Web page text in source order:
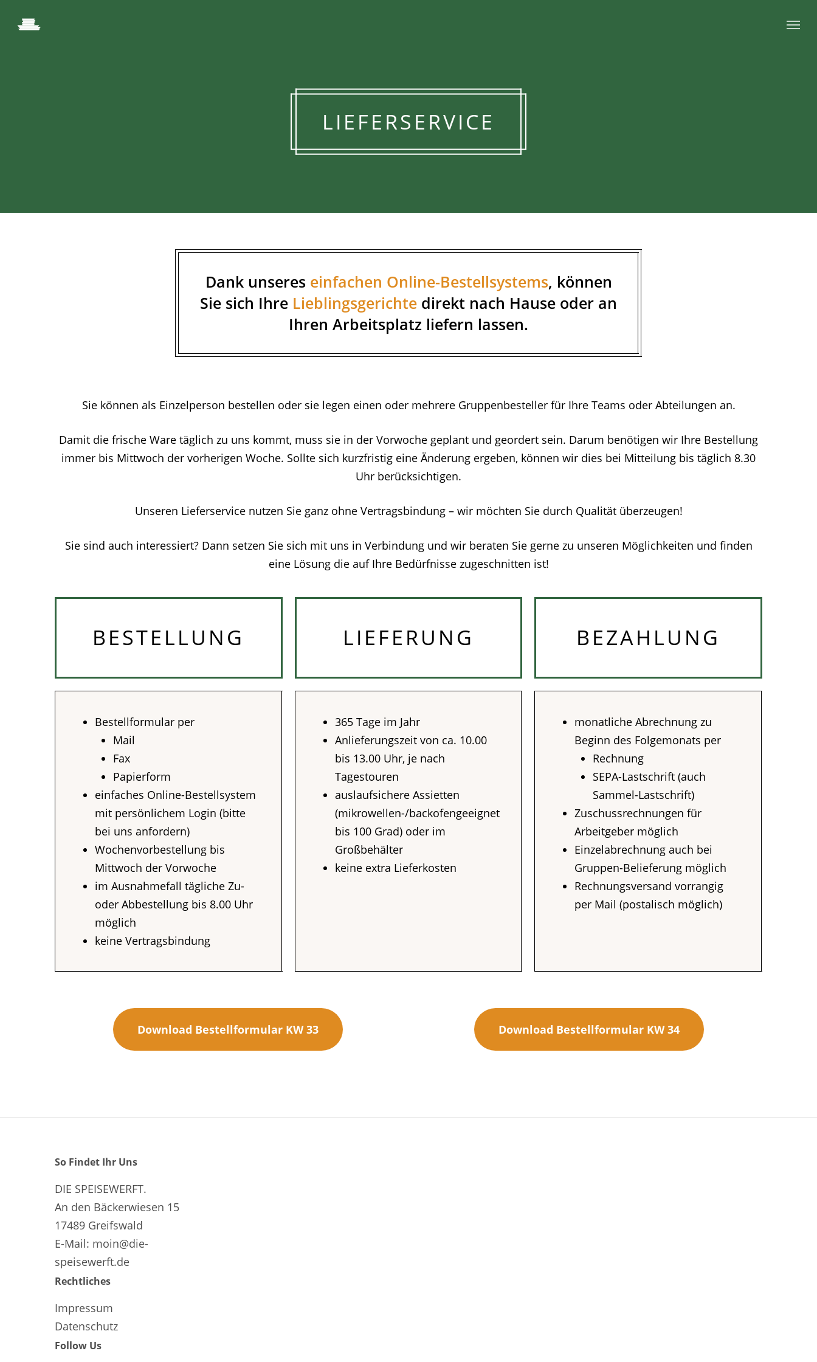
LIEFERSERVICE
Dank unseres einfachen Online-Bestellsystems, können
Sie sich Ihre Lieblingsgerichte direkt nach Hause oder an
Ihren Arbeitsplatz liefern lassen.
Sie können als Einzelperson bestellen oder sie legen einen oder mehrere Gruppenbesteller für Ihre Teams oder Abteilungen an.
Damit die frische Ware täglich zu uns kommt, muss sie in der Vorwoche geplant und geordert sein. Darum benötigen wir Ihre Bestellung
immer bis Mittwoch der vorherigen Woche. Sollte sich kurzfristig eine Änderung ergeben, können wir dies bei Mitteilung bis täglich 8.30
Uhr berücksichtigen.
Unseren Lieferservice nutzen Sie ganz ohne Vertragsbindung – wir möchten Sie durch Qualität überzeugen!
Sie sind auch interessiert? Dann setzen Sie sich mit uns in Verbindung und wir beraten Sie gerne zu unseren Möglichkeiten und finden
eine Lösung die auf Ihre Bedürfnisse zugeschnitten ist!
BESTELLUNG LIEFERUNG BEZAHLUNG
Bestellformular per
Mail
Fax
Papierform
einfaches Online-Bestellsystem
mit persönlichem Login (bitte
bei uns anfordern)
Wochenvorbestellung bis
Mittwoch der Vorwoche
im Ausnahmefall tägliche Zu-
oder Abbestellung bis 8.00 Uhr
möglich
keine Vertragsbindung
365 Tage im Jahr
Anlieferungszeit von ca. 10.00
bis 13.00 Uhr, je nach
Tagestouren
auslaufsichere Assietten
(mikrowellen-/backofengeeignet
bis 100 Grad) oder im
Großbehälter
keine extra Lieferkosten
monatliche Abrechnung zu
Beginn des Folgemonats per
Rechnung
SEPA-Lastschrift (auch
Sammel-Lastschrift)
Zuschussrechnungen für
Arbeitgeber möglich
Einzelabrechnung auch bei
Gruppen-Belieferung möglich
Rechnungsversand vorrangig
per Mail (postalisch möglich)
Download Bestellformular KW 33 Download Bestellformular KW 34
So Findet Ihr Uns
DIE SPEISEWERFT.
An den Bäckerwiesen 15
17489 Greifswald
E-Mail: moin@die-
speisewerft.de
Rechtliches
Impressum
Datenschutz
Follow Us